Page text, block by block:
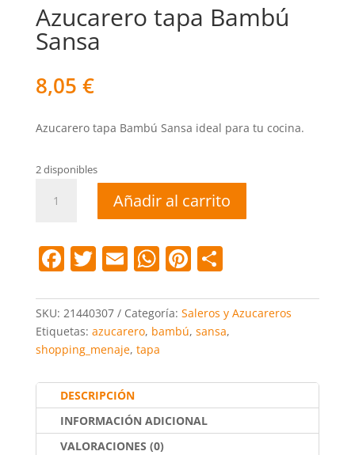
Azucarero tapa Bambú
Sansa
8,05 €
Azucarero tapa Bambú Sansa ideal para tu cocina.
2 disponibles
tapa
cantidad
Añadir al carrito
F
c
e
b
o
o
k
T
itt
er
E
ai
l
W
at
s
A
p
p
Pi
er
e
C
m
p
tir
SKU: 21440307 Categoría: Saleros y Azucareros
Etiquetas: azucarero, bambú, sansa,
shopping_menaje, tapa
DESCRIPCIÓN
INFORMACIÓN ADICIONAL
VALORACIONES (0)